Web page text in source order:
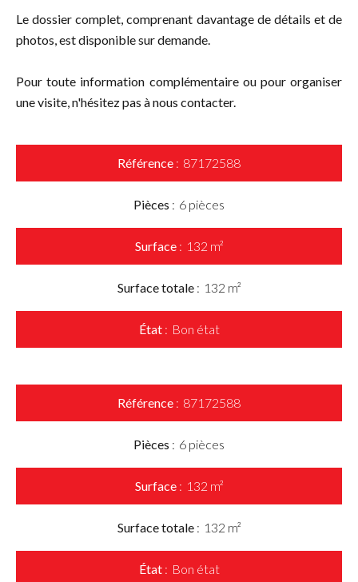
Le dossier complet, comprenant davantage de détails et de
photos, est disponible sur demande.
Pour toute information complémentaire ou pour organiser
une visite, n'hésitez pas à nous contacter.
Référence 87172588
Pièces 6 pièces
Surface 132 m²
Surface totale 132 m²
État Bon état
Référence 87172588
Pièces 6 pièces
Surface 132 m²
Surface totale 132 m²
État Bon état